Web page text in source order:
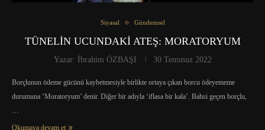
Siyasal Gündemsel
TÜNELİN UCUNDAKİ ATEŞ: MORATORYUM
Yazar: İbrahim ÖZBAŞI 30 Temmuz 2022
Borçlunun ödeme gücünü kaybetmesiyle birlikte ortaya çıkan borcu ödeyememe
durumuna ‘Moratoryum’ denir. Diğer bir adıyla ‘iflasa bir kala’. Bahsi geçen borçlu,
…
Okumaya devam et